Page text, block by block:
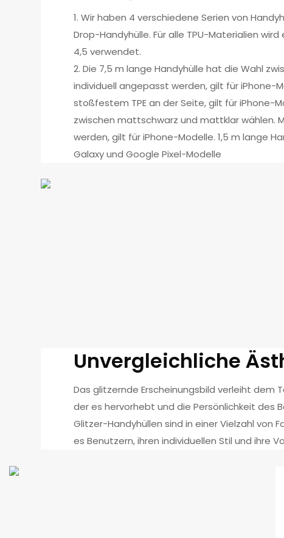
1. Wir haben 4 verschiedene Serien von
Drop-Handyhülle. Für alle TPU-Materialien
4,5 verwendet.
2. Die 7,5 m lange Handyhülle hat die Wahl
individuell angepasst werden, gilt für iPhone-
stoßfestem TPE an der Seite, gilt für iPhone-
zwischen mattschwarz und mattklar wählen.
werden, gilt für iPhone-Modelle. 1,5 m lange
Galaxy und Google Pixel-Modelle
Unvergleichliche
Das glitzernde Erscheinungsbild verleiht dem
der es hervorhebt und die Persönlichkeit des
Glitzer-Handyhüllen sind in einer Vielzahl von
es Benutzern, ihren individuellen Stil und ihre